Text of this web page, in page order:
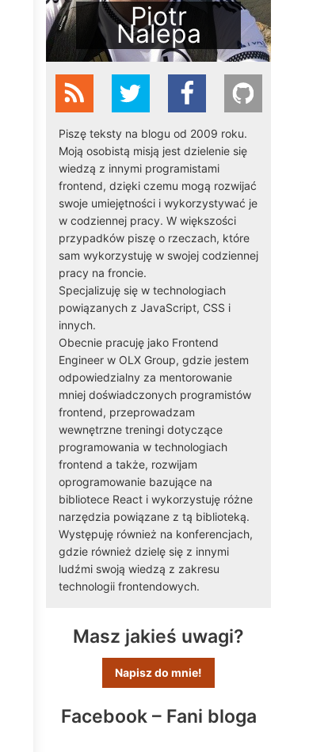
Piotr
Nalepa
Piszę teksty na blogu od 2009 roku.
Moją osobistą misją jest dzielenie się
wiedzą z innymi programistami
frontend, dzięki czemu mogą rozwijać
swoje umiejętności i wykorzystywać je
w codziennej pracy. W większości
przypadków piszę o rzeczach, które
sam wykorzystuję w swojej codziennej
pracy na froncie.
Specjalizuję się w technologiach
powiązanych z JavaScript, CSS i
innych.
Obecnie pracuję jako Frontend
Engineer w OLX Group, gdzie jestem
odpowiedzialny za mentorowanie
mniej doświadczonych programistów
frontend, przeprowadzam
wewnętrzne treningi dotyczące
programowania w technologiach
frontend a także, rozwijam
oprogramowanie bazujące na
bibliotece React i wykorzystuję różne
narzędzia powiązane z tą biblioteką.
Występuję również na konferencjach,
gdzie również dzielę się z innymi
ludźmi swoją wiedzą z zakresu
technologii frontendowych.
Masz jakieś uwagi?
Napisz do mnie!
Facebook – Fani bloga